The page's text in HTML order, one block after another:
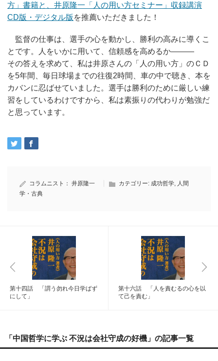
方」書籍と、井原隆一「人の用い方セミナー」収録講演
CD版・デジタル版 を推薦いただきました！
監督の仕事は、選手の心を動かし、勝利の高みに導くこ
とです。人をいかに用いて、信頼感を高めるか―――
その答えを求めて、私は井原さんの「人の用い方」のＣＤ
を5年間、毎日球場までの往復2時間、車の中で聴き、本を
カバンに忍ばせていました。選手は勝利のために厳しい練
習をしているわけですから、私は素振りの代わりが勉強だ
と思っています。
コラムニスト： 井原隆一 カテゴリー: 成功哲学, 人間
学・古典
第十四話 「謂う勿れ今日学ばず
にして」
第十六話 「人を責むるの心を以
て己を責む」
「中国哲学に学ぶ 不況は会社守成の好機」の記事一覧